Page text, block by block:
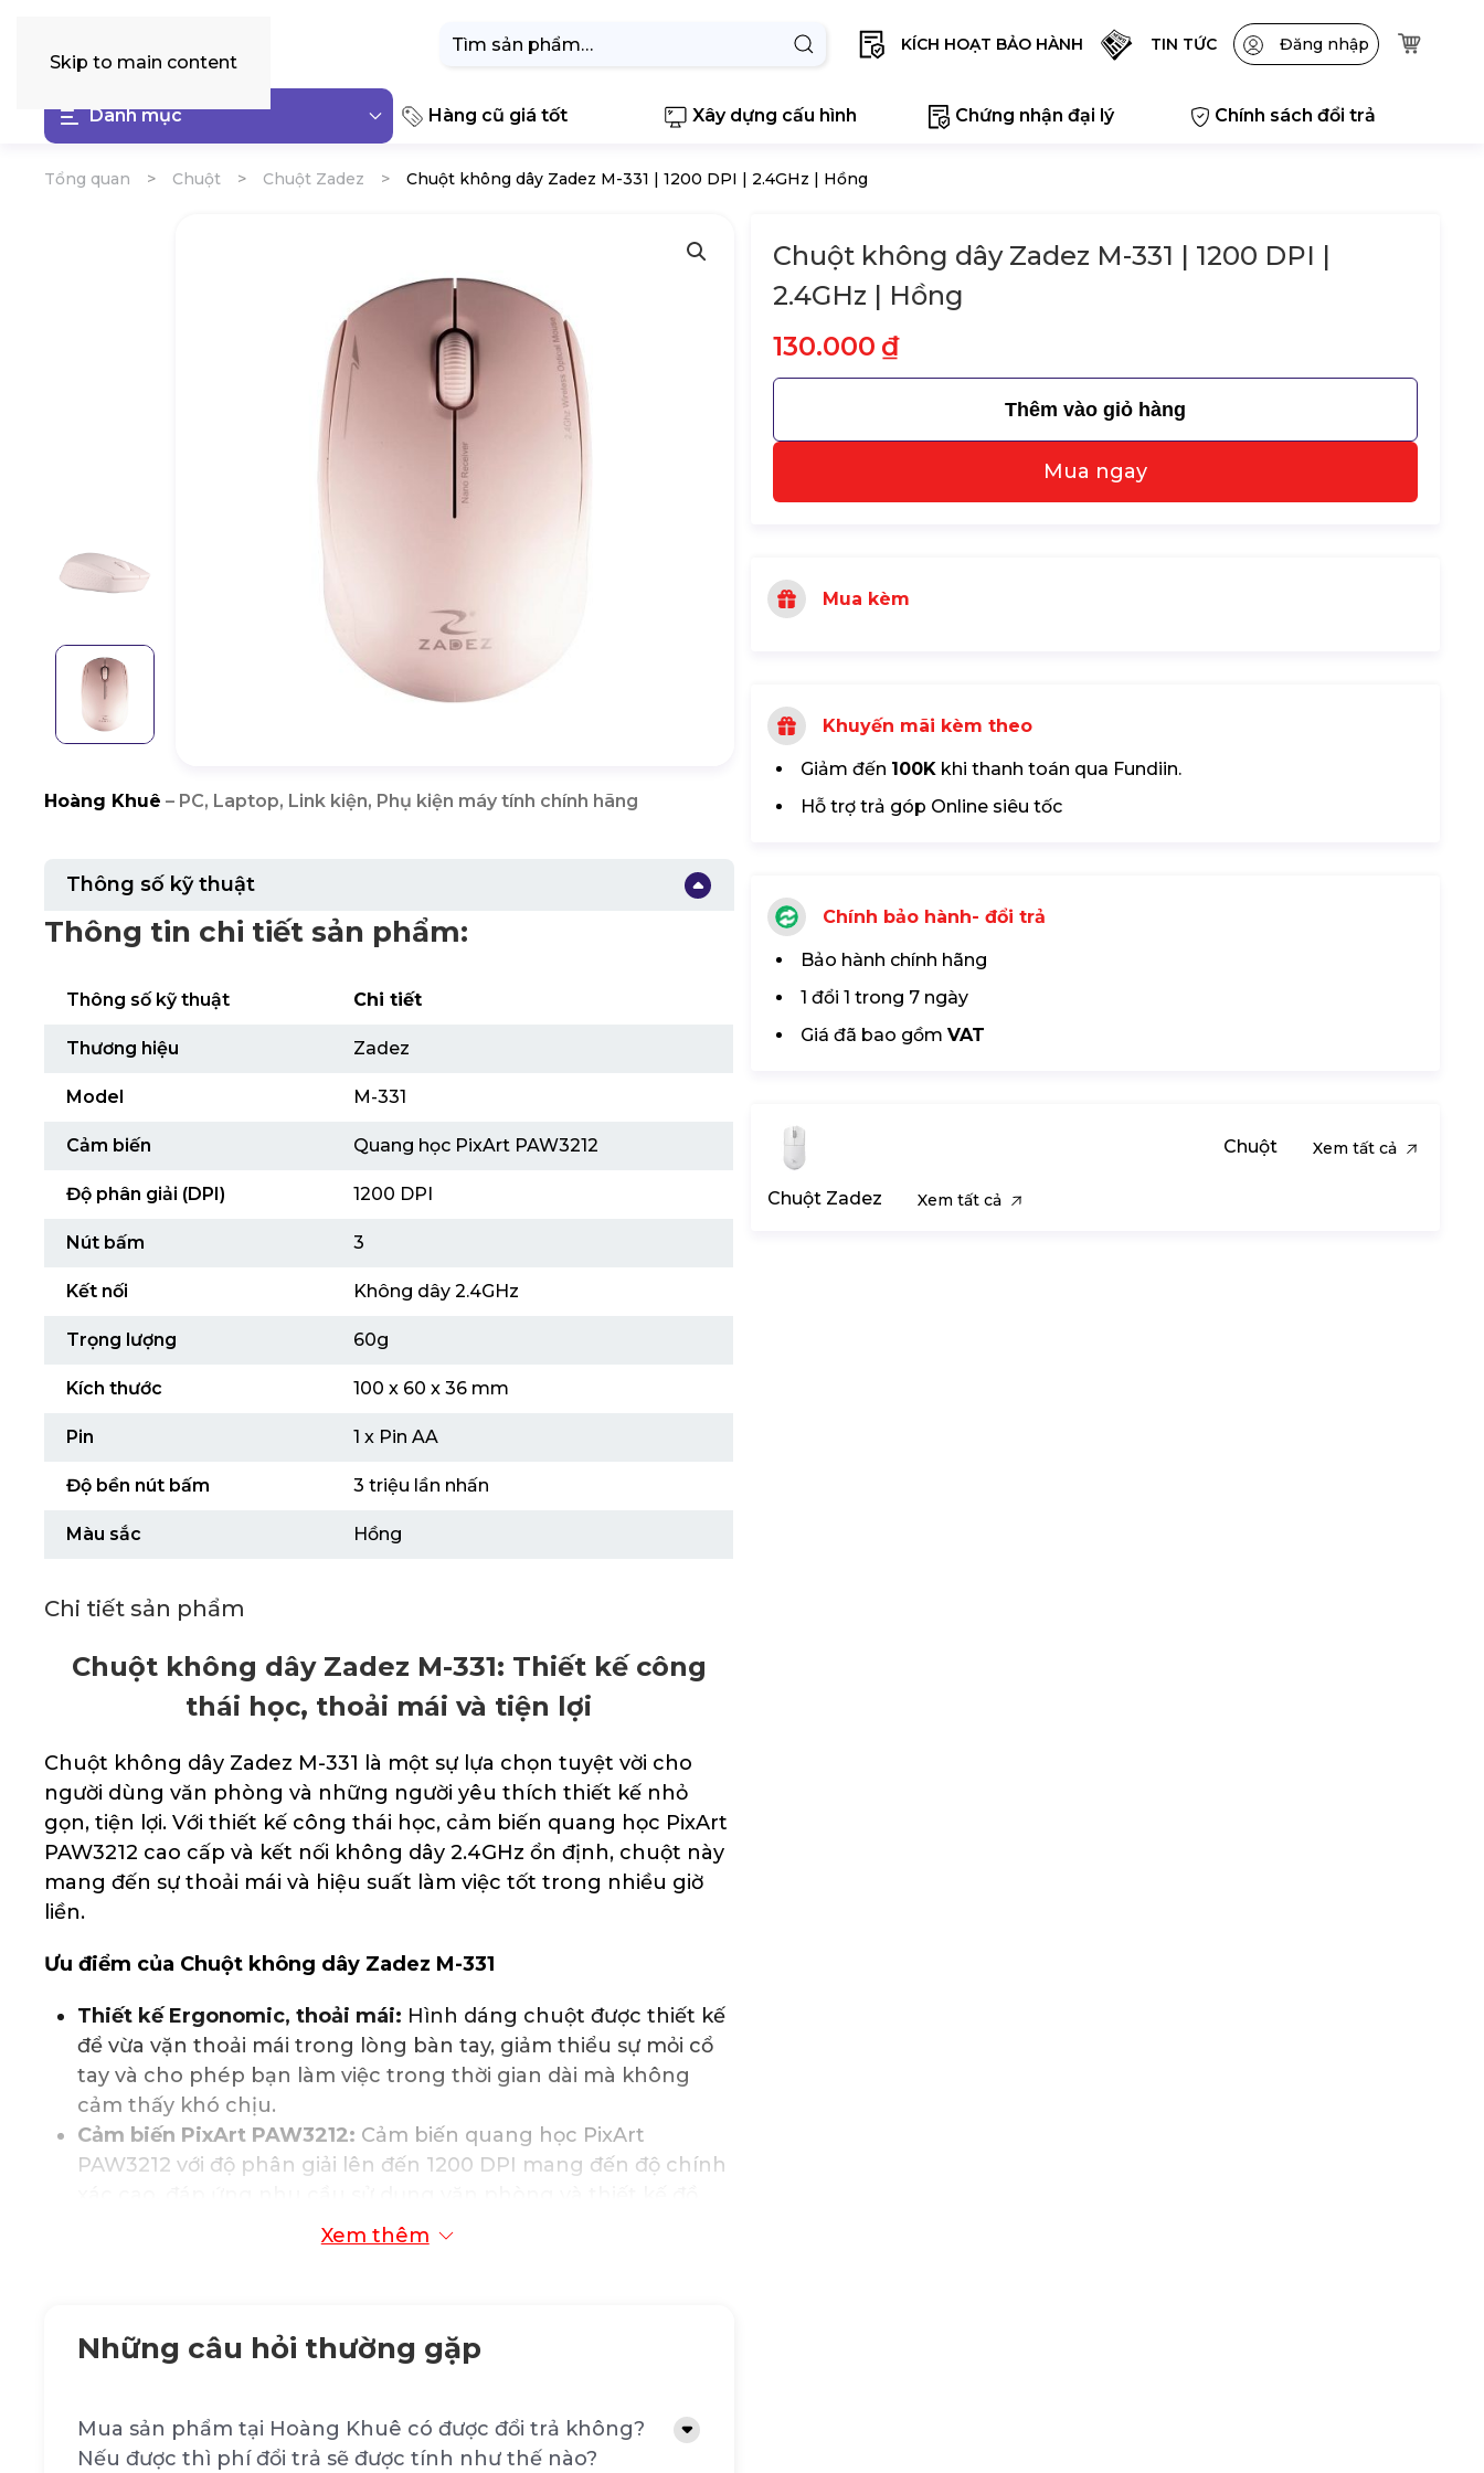
Skip to main content
Tìm
KÍCH HOẠT BẢO HÀNH TIN TỨC Đăng nhập
Danh mục Hàng cũ giá tốt Xây dựng cấu hình Chứng nhận đại lý Chính sách đổi trả
Tổng quan Chuột Chuột Zadez Chuột không dây Zadez M-331 | 1200 DPI | 2.4GHz | Hồng
Hoàng Khuê – PC, Laptop, Link kiện, Phụ kiện máy tính chính hãng
Thông số kỹ thuật
Thông tin chi tiết sản phẩm:
Thông số kỹ thuật Chi tiết
Thương hiệu Zadez
Model M-331
Cảm biến Quang học PixArt PAW3212
Độ phân giải (DPI) 1200 DPI
Nút bấm 3
Kết nối Không dây 2.4GHz
Trọng lượng 60g
Kích thước 100 x 60 x 36 mm
Pin 1 x Pin AA
Độ bền nút bấm 3 triệu lần nhấn
Màu sắc Hồng
Chi tiết sản phẩm
Chuột không dây Zadez M-331: Thiết kế công
thái học, thoải mái và tiện lợi
Chuột không dây Zadez M-331 là một sự lựa chọn tuyệt vời cho
người dùng văn phòng và những người yêu thích thiết kế nhỏ
gọn, tiện lợi. Với thiết kế công thái học, cảm biến quang học PixArt
PAW3212 cao cấp và kết nối không dây 2.4GHz ổn định, chuột này
mang đến sự thoải mái và hiệu suất làm việc tốt trong nhiều giờ
liền.
Ưu điểm của Chuột không dây Zadez M-331
Thiết kế Ergonomic, thoải mái: Hình dáng chuột được thiết kế
để vừa vặn thoải mái trong lòng bàn tay, giảm thiểu sự mỏi cổ
tay và cho phép bạn làm việc trong thời gian dài mà không
cảm thấy khó chịu.
Cảm biến PixArt PAW3212: Cảm biến quang học PixArt
PAW3212 với độ phân giải lên đến 1200 DPI mang đến độ chính
cách tối đa 10m, góc nhận sóng 360 độ.
dài.
Công nghệ Smart Power Saving:Tự động tắt khi không sử
Xem thêm
Những câu hỏi thường gặp
Mua sản phẩm tại Hoàng Khuê có được đổi trả không?
Nếu được thì phí đổi trả sẽ được tính như thế nào?
Chuột không dây Zadez M-331 | 1200 DPI |
2.4GHz | Hồng
130.000 ₫
Thêm vào giỏ hàng
Mua ngay
Mua kèm
Khuyến mãi kèm theo
Giảm đến 100K khi thanh toán qua Fundiin.
Hỗ trợ trả góp Online siêu tốc
Chính bảo hành- đổi trả
Bảo hành chính hãng
1 đổi 1 trong 7 ngày
Giá đã bao gồm VAT
Chuột Xem tất cả
Chuột Zadez Xem tất cả